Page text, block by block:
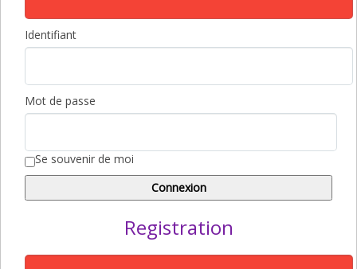
Identifiant
Mot de passe
Se souvenir de moi
Registration